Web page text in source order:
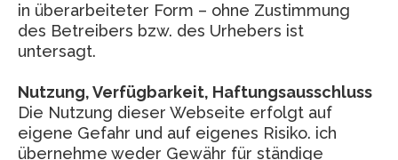
in überarbeiteter Form – ohne Zustimmung
des Betreibers bzw. des Urhebers ist
untersagt.
Nutzung, Verfügbarkeit, Haftungsausschluss
Die Nutzung dieser Webseite erfolgt auf
eigene Gefahr und auf eigenes Risiko. ich
übernehme weder Gewähr für ständige